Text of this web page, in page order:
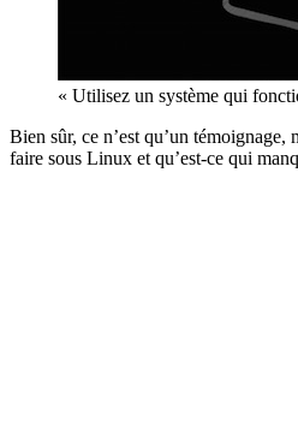
« Utilisez un système qui
Bien sûr, ce n’est qu’un
faire sous Linux et qu’est-ce qui